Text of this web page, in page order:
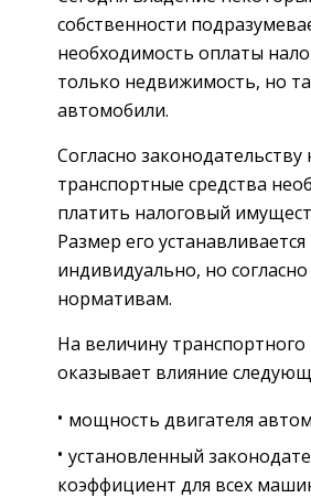
собственности
необходимость оплаты
только недвижимость, но
автомобили.
Согласно законодательству
транспортные средства
платить налоговый
Размер его устанавливается
индивидуально, но
нормативам.
На величину транспортного
оказывает влияние
мощность двигателя
установленный
коэффициент для всех